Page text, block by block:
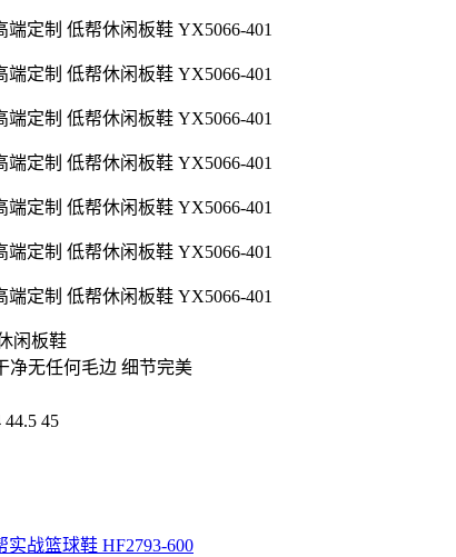
闲板鞋
净无任何毛边 细节完美
44.5 45
实战篮球鞋 HF2793-600